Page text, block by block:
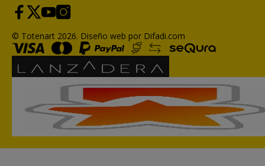
© Totenart 2026. Diseño web por Difadi.com